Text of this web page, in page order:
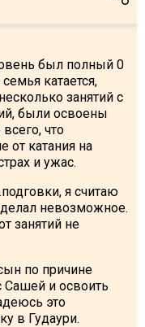
был полный 0
катается,
занятий с
были освоены
что
от катания на
и ужас.
я считаю
невозможное.
занятий не
по причине
Сашей и освоить
это
в Гудаури.